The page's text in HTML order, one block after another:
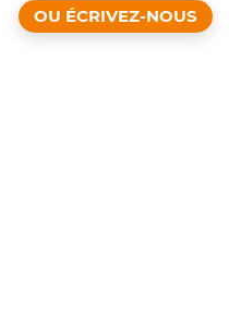
OU ÉCRIVEZ-NOUS